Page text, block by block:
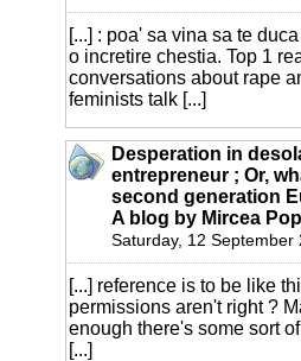
[...] : poa' sa vina sa te
o incretire chestia. Top 1
conversations about rape
feminists talk [...]
Desperation in
entrepreneur ; Or,
second generation
A blog by Mircea
Saturday, 12 September
[...] reference is to be like
permissions aren't right ?
enough there's some sort
[...]